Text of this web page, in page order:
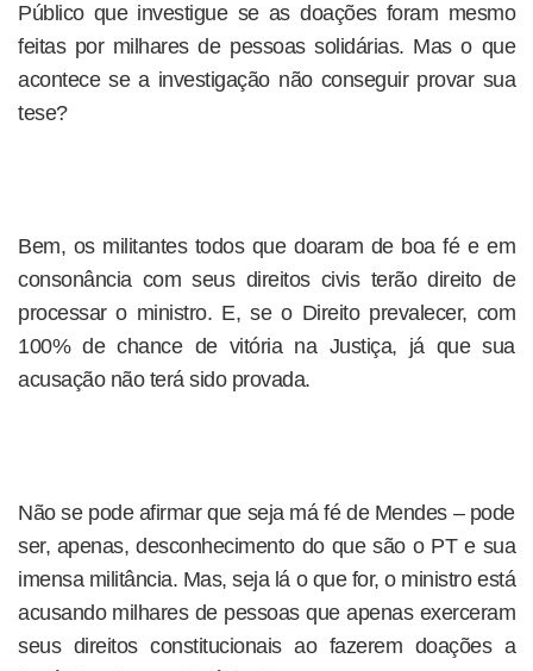
Público que investigue se as doações foram mesmo
feitas por milhares de pessoas solidárias. Mas o que
acontece se a investigação não conseguir provar sua
tese?
Bem, os militantes todos que doaram de boa fé e em
consonância com seus direitos civis terão direito de
processar o ministro. E, se o Direito prevalecer, com
100% de chance de vitória na Justiça, já que sua
acusação não terá sido provada.
Não se pode afirmar que seja má fé de Mendes – pode
ser, apenas, desconhecimento do que são o PT e sua
imensa militância. Mas, seja lá o que for, o ministro está
acusando milhares de pessoas que apenas exerceram
seus direitos constitucionais ao fazerem doações a